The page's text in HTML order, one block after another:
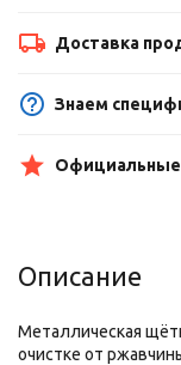
Доставка
Знаем
Официальные
Описание
Металлическая
очистке от